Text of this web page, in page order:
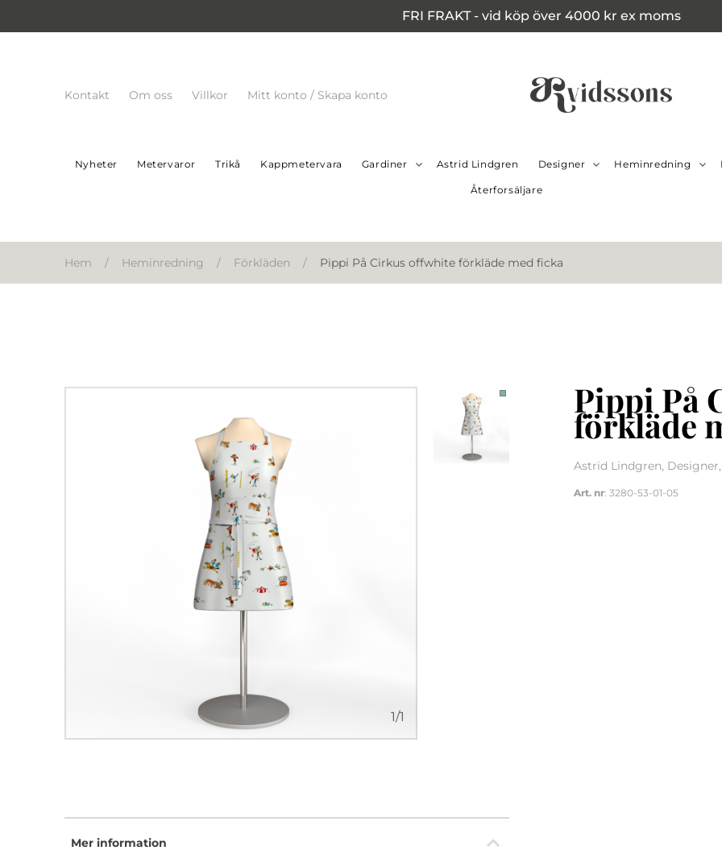
FRI FRAKT - vid köp över 4000 kr ex moms
Kontakt Om oss Villkor Mitt konto / Skapa konto
Nyheter Metervaror Trikå Kappmetervara Gardiner Astrid Lindgren Designer Heminredning
Återforsäljare
Hem / Heminredning / Förkläden / Pippi På Cirkus offwhite förkläde med ficka
1/1
Pippi På
förkläde
Astrid Lindgren,
Art. nr: 3280-53-01-05
Mer information